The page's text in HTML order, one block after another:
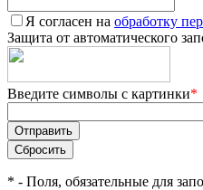
Я согласен на обработку
Защита от автоматического
Введите символы с картинки*
* - Поля, обязательные для